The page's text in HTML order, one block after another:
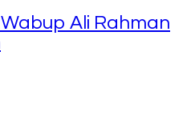
Ali Rahman